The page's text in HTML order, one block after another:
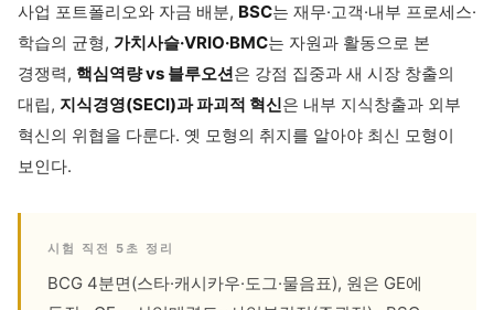
사업 포트폴리오와 자금 배분, BSC는 재무·고객·내부 프로세스·
학습의 균형, 가치사슬·VRIO·BMC는 자원과 활동으로 본
경쟁력, 핵심역량 vs 블루오션은 강점 집중과 새 시장 창출의
대립, 지식경영(SECI)과 파괴적 혁신은 내부 지식창출과 외부
혁신의 위협을 다룬다. 옛 모형의 취지를 알아야 최신 모형이
보인다.
시험 직전 5초 정리
BCG 4분면(스타·캐시카우·도그·물음표), 원은 GE에